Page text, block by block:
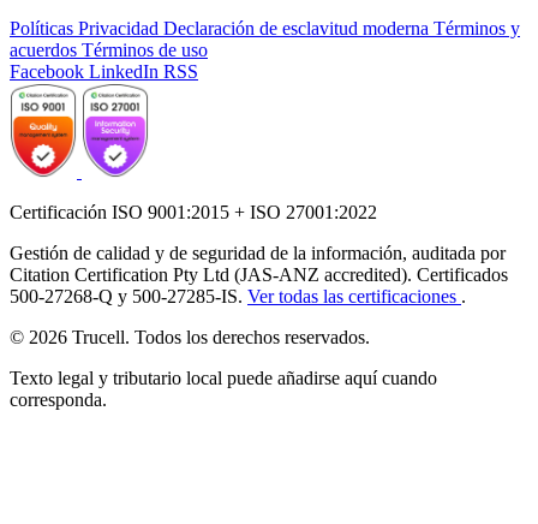
Políticas Privacidad Declaración de esclavitud moderna Términos y
acuerdos Términos de uso
Facebook LinkedIn RSS
Certificación ISO 9001:2015 + ISO 27001:2022
Gestión de calidad y de seguridad de la información, auditada por
Citation Certification Pty Ltd (JAS-ANZ accredited). Certificados
500-27268-Q y 500-27285-IS. Ver todas las certificaciones .
© 2026 Trucell. Todos los derechos reservados.
Texto legal y tributario local puede añadirse aquí cuando
corresponda.